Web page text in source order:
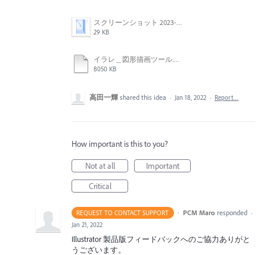
スクリーンショット 2023-06-01 16.49.38.png
29 KB
イラレ＿図形描画ツール.mp4
8050 KB
高田一輝 shared this idea · Jan 18, 2022 · Report…
How important is this to you?
Not at all
Important
Critical
REQUEST TO CONTACT SUPPORT · PCM Maro responded ·
Jan 21, 2022
Illustrator 製品版フィードバックへのご協力ありがと
うございます。